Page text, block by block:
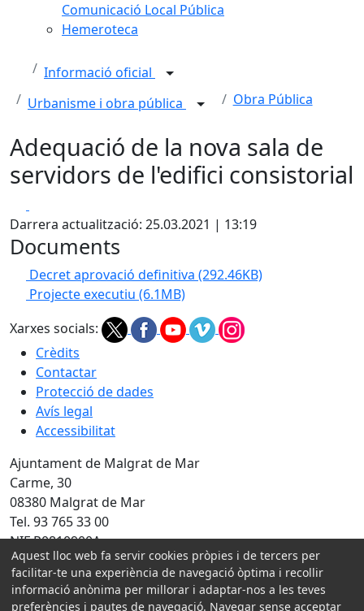
Comunicació Local Pública
Hemeroteca
Informació oficial
Urbanisme i obra pública
Obra Pública
Adequació de la nova sala de
servidors de l'edifici consistorial
Darrera actualització: 25.03.2021 | 13:19
Documents
Decret aprovació definitiva (292.46KB)
Projecte executiu (6.1MB)
Xarxes socials:
Crèdits
Contactar
Protecció de dades
Avís legal
Accessibilitat
Ajuntament de Malgrat de Mar
Carme, 30
08380 Malgrat de Mar
Tel. 93 765 33 00
NIF P0810900A
Amb la col·laboració de:
Aquest lloc web fa servir cookies pròpies i de tercers per
facilitar-te una experiència de navegació òptima i recollir
informació anònima per millorar i adaptar-nos a les teves
preferències i pautes de navegació. Navegar sense acceptar